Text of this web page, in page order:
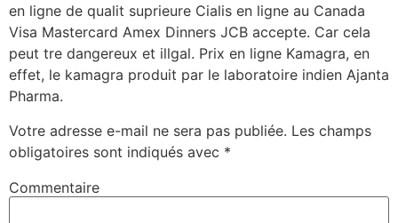
en ligne de qualit suprieure Cialis en ligne au Canada
Visa Mastercard Amex Dinners JCB accepte. Car cela
peut tre dangereux et illgal. Prix en ligne Kamagra, en
effet, le kamagra produit par le laboratoire indien Ajanta
Pharma.
Votre adresse e-mail ne sera pas publiée. Les champs
obligatoires sont indiqués avec *
Commentaire